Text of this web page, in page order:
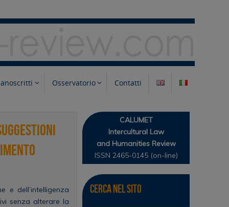
Osservatorio Contatti
e dell’intelligenza
senza alterare la
CALUMET
Intercultural Law
and Humanities Review
ISSN 2465-0145 (on-line)
Cerca nel sito